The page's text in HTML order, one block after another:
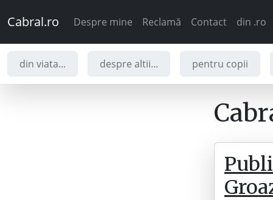
Cabral.ro Despre mine Reclamă Contact din .ro
din viata... despre altii... pentru copii